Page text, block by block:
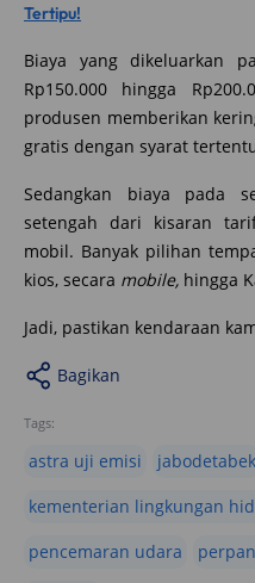
Tertipu!
Biaya yang dikeluarkan
Rp150.000 hingga
produsen memberikan
gratis dengan syarat
Sedangkan biaya pada
setengah dari kisaran
mobil. Banyak pilihan
kios, secara mobile, hingga
Jadi, pastikan kendaraan
Bagikan
Tags:
astra uji emisi
jabodetabek
kementerian lingkungan
pencemaran udara